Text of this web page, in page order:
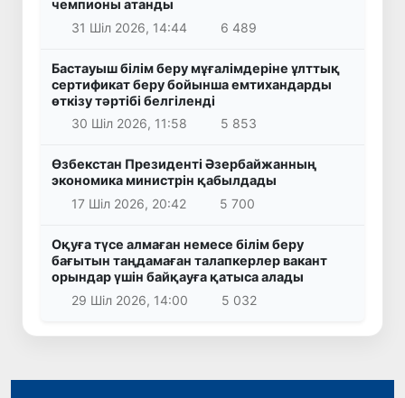
чемпионы атанды
31 Шіл 2026, 14:44
6 489
Бастауыш білім беру мұғалімдеріне ұлттық
сертификат беру бойынша емтихандарды
өткізу тәртібі белгіленді
30 Шіл 2026, 11:58
5 853
Өзбекстан Президенті Әзербайжанның
экономика министрін қабылдады
17 Шіл 2026, 20:42
5 700
Оқуға түсе алмаған немесе білім беру
бағытын таңдамаған талапкерлер вакант
орындар үшін байқауға қатыса алады
29 Шіл 2026, 14:00
5 032